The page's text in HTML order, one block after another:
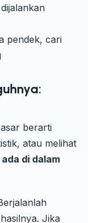
pendek, cari
berarti
atau melihat
di dalam
Jika